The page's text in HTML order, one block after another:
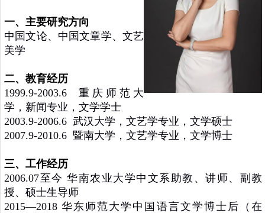
一、主要研究方向
中国文论、中国文章学、文艺
美学
二、教育经历
1999.9-2003.6 重庆师范大
学，新闻专业，文学学士
2003.9-2006.6 武汉大学，文艺学专业，文学硕士
2007.9-2010.6 暨南大学，文艺学专业，文学博士
三、工作经历
2006.07至今 华南农业大学中文系助教、讲师、副教
授、硕士生导师
2015—2018 华东师范大学中国语言文学博士后（在